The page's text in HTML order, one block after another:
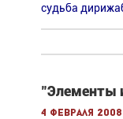
судьба
"Элементы
4 февраля 2008